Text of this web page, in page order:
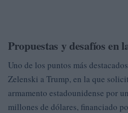
Propuestas y desafíos en
Uno de los puntos más
Zelenski a Trump, en la que
armamento estadounidense por
millones de dólares, financiado